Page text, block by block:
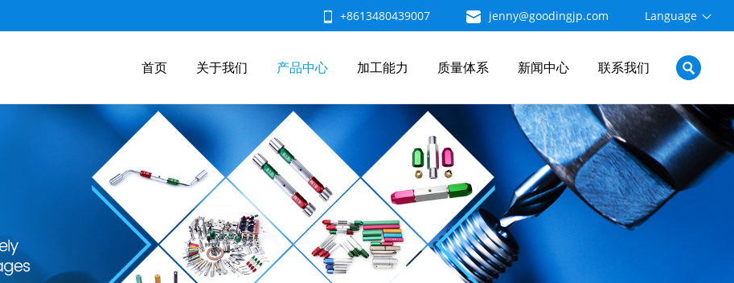
+8613480439007 jenny@goodingjp.com Language
首页 关于我们 产品中心 加工能力 质量体系 新闻中心 联系我们